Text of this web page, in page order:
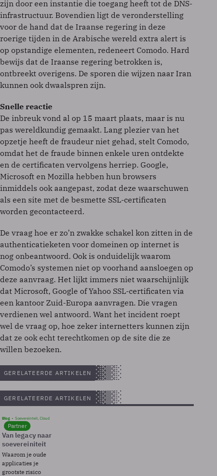
zijn door een instantie die toegang heeft tot de DNS-
infrastructuur. Bovendien ligt de veronderstelling
voor de hand dat de Iraanse regering in deze
roerige tijden in de Arabische wereld extra alert is
op opstandige elementen, redeneert Comodo. Hard
bewijs dat de Iraanse regering betrokken is,
ontbreekt overigens. De sporen die wijzen naar Iran
kunnen ook dwaalspren zijn.
Snelle reactie
De inbreuk vond al op 15 maart plaats, maar is nu
pas wereldkundig gemaakt. Lang plezier van het
opzetje heeft de fraudeur niet gehad, stelt Comodo,
omdat het de fraude binnen enkele uren ontdekte
en de certificaten vervolgens herriep. Google,
Microsoft en Mozilla hebben hun browsers
inmiddels ook aangepast, zodat deze waarschuwen
als een site met de besmette SSL-certificaten
worden gecontacteerd.
De vraag hoe er zo’n zwakke schakel kon zitten in de
authenticatieketen voor domeinen op internet is
nog onbeantwoord. Ook is onduidelijk waarom
Comodo’s systemen niet op voorhand aansloegen op
deze aanvraag. Het lijkt immers niet waarschijnlijk
dat Microsoft, Google of Yahoo SSL-certificaten via
een kantoor Zuid-Europa aanvragen. Die vragen
verdienen wel antwoord. Want het incident roept
wel de vraag op, hoe zeker internetters kunnen zijn
dat ze ook echt terechtkomen op de site die ze
willen bezoeken.
GERELATEERDE ARTIKELEN
GERELATEERDE ARTIKELEN
Blog Soevereinteit, Cloud
Partner
Van legacy naar
soevereiniteit
Waarom je oude
applicaties je
grootste risico